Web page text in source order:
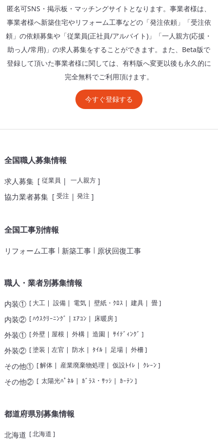
匿名可SNS・掲示板・マッチングサイトとなります。事業者様は、
事業者様へ新築住宅やリフォーム工事などの「発注依頼」「受注依
頼」の依頼募集や「従業員(正社員/アルバイト)」「一人親方(応援・
助っ人/常用)」の求人募集をすることができます。また、Beta版で
登録して頂いた事業者様に関しては、有料版へ変更以後も永久的に
完全無料でご利用頂けます。
今すぐ登録する
全国職人募集情報
求人募集[ 従業員 | 一人親方]
協力業者募集[ 受注| 発注]
全国工事別情報
リフォーム工事| 新築工事| 原状回復工事
職人・業者別募集情報
内装①[ 大工| 設備| 電気| 壁紙・ｸﾛｽ | 建具| 畳]
内装②[ﾊｳｽｸﾘｰﾆﾝｸﾞ | ｴｱｺﾝ | 床暖房]
外装①[外壁| 屋根 | 外構| 造園 | ｻｲﾃﾞｨﾝｸﾞ ]
外装②[塗装 | 左官 | 防水| ﾀｲﾙ | 足場| 外柵 ]
その他①[解体| 産業廃棄物処理 | 仮設ﾄｲﾚ | ｸﾚｰﾝ ]
その他②[ 太陽光ﾊﾟﾈﾙ | ｶﾞﾗｽ・ｻｯｼ | ｶｰﾃﾝ ]
都道府県別募集情報
北海道 [北海道 ]